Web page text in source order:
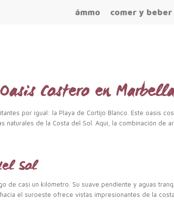
ámmo comer y beber
Costero en
por igual: la Playa de Cortijo Blanco. Este oasis
de la Costa del Sol. Aquí, la combinación de
Sol
casi un kilómetro. Su suave pendiente y aguas
el suroeste ofrece vistas impresionantes de la